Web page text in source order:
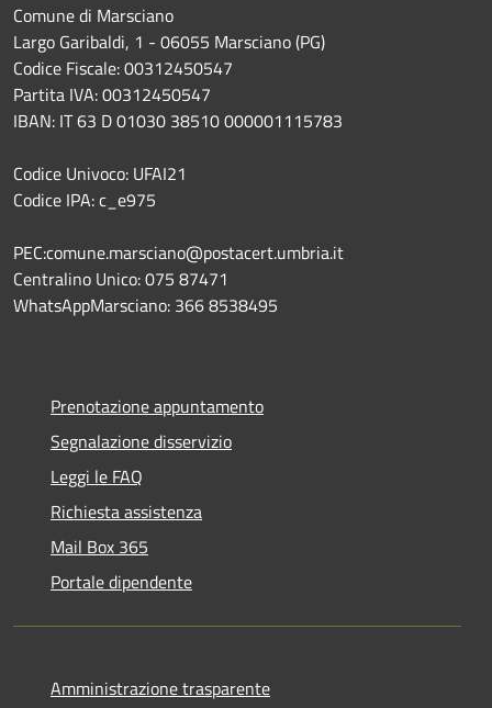
Comune di Marsciano
Largo Garibaldi, 1 - 06055 Marsciano (PG)
Codice Fiscale: 00312450547
Partita IVA: 00312450547
IBAN: IT 63 D 01030 38510 000001115783
Codice Univoco: UFAI21
Codice IPA: c_e975
PEC:comune.marsciano@postacert.umbria.it
Centralino Unico: 075 87471
WhatsAppMarsciano: 366 8538495
Prenotazione appuntamento
Segnalazione disservizio
Leggi le FAQ
Richiesta assistenza
Mail Box 365
Portale dipendente
Amministrazione trasparente